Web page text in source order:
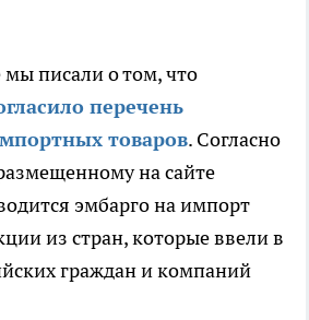
писали о том, что
перечень
товаров. Согласно
на сайте
эмбарго на импорт
из стран, которые ввели в
граждан и компаний